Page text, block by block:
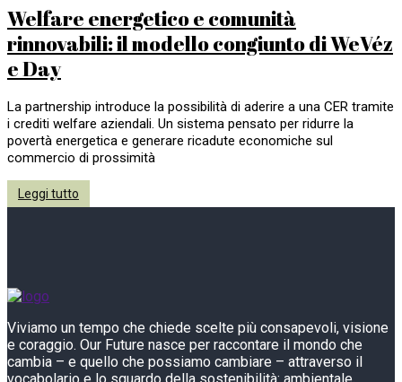
Welfare energetico e comunità
rinnovabili: il modello congiunto di WeVéz
e Day
La partnership introduce la possibilità di aderire a una CER tramite
i crediti welfare aziendali. Un sistema pensato per ridurre la
povertà energetica e generare ricadute economiche sul
commercio di prossimità
Leggi tutto
Viviamo un tempo che chiede scelte più consapevoli, visione
e coraggio. Our Future nasce per raccontare il mondo che
cambia – e quello che possiamo cambiare – attraverso il